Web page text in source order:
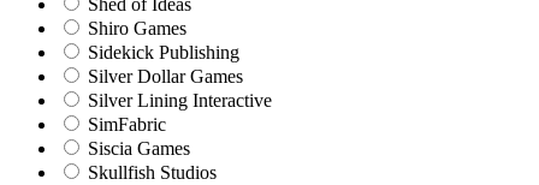
Shed of Ideas
Shiro Games
Sidekick Publishing
Silver Dollar Games
Silver Lining Interactive
SimFabric
Siscia Games
Skullfish Studios